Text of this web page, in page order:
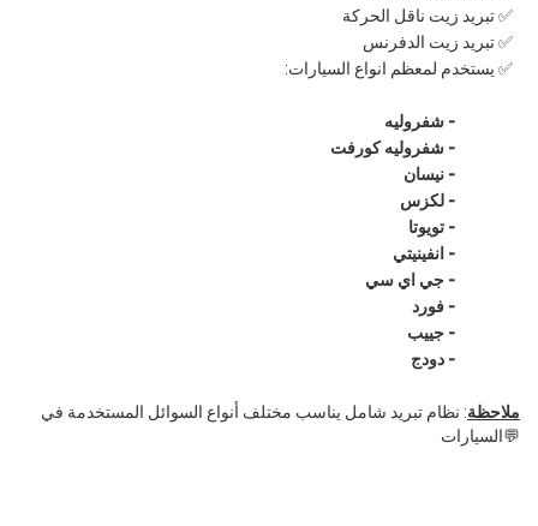
تبريد زيت ناقل الحركة ✅
تبريد زيت الدفرنس ✅
✅ يستخدم لمعظم انواع السيارات:
- شفروليه
- شفروليه كورفت
- نيسان
- لكزس
- تويوتا
- انفينيتي
- جي اي سي
- فورد
- جييب
- دودج
ملاحظة: نظام تبريد شامل يناسب مختلف أنواع السوائل المستخدمة في
السيارات💬